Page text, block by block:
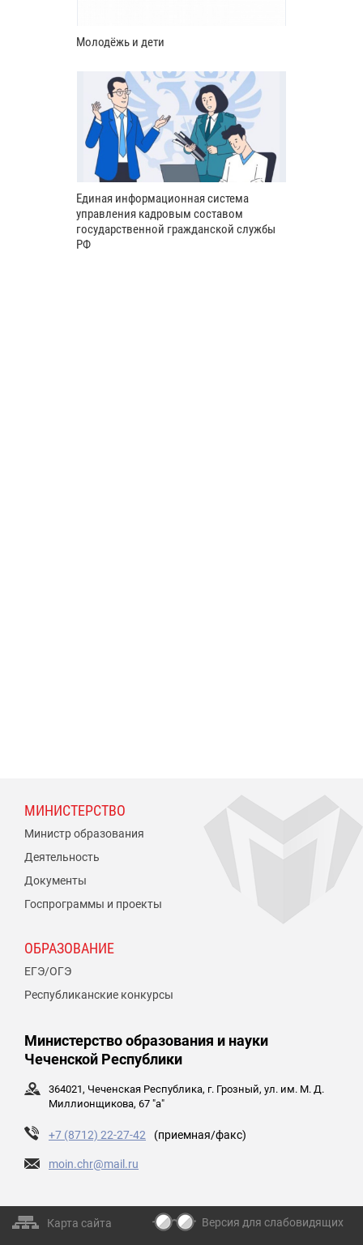
Молодёжь и дети
Единая информационная система
управления кадровым составом
государственной гражданской службы
РФ
МИНИСТЕРСТВО
Министр образования
Деятельность
Документы
Госпрограммы и проекты
ОБРАЗОВАНИЕ
ЕГЭ/ОГЭ
Республиканские конкурсы
Министерство образования и науки
Чеченской Республики
364021, Чеченская Республика, г. Грозный, ул. им. М. Д.
Миллионщикова, 67 "а"
+7 (8712) 22-27-42 (приемная/факс)
moin.chr@mail.ru
Карта сайта Версия для слабовидящих